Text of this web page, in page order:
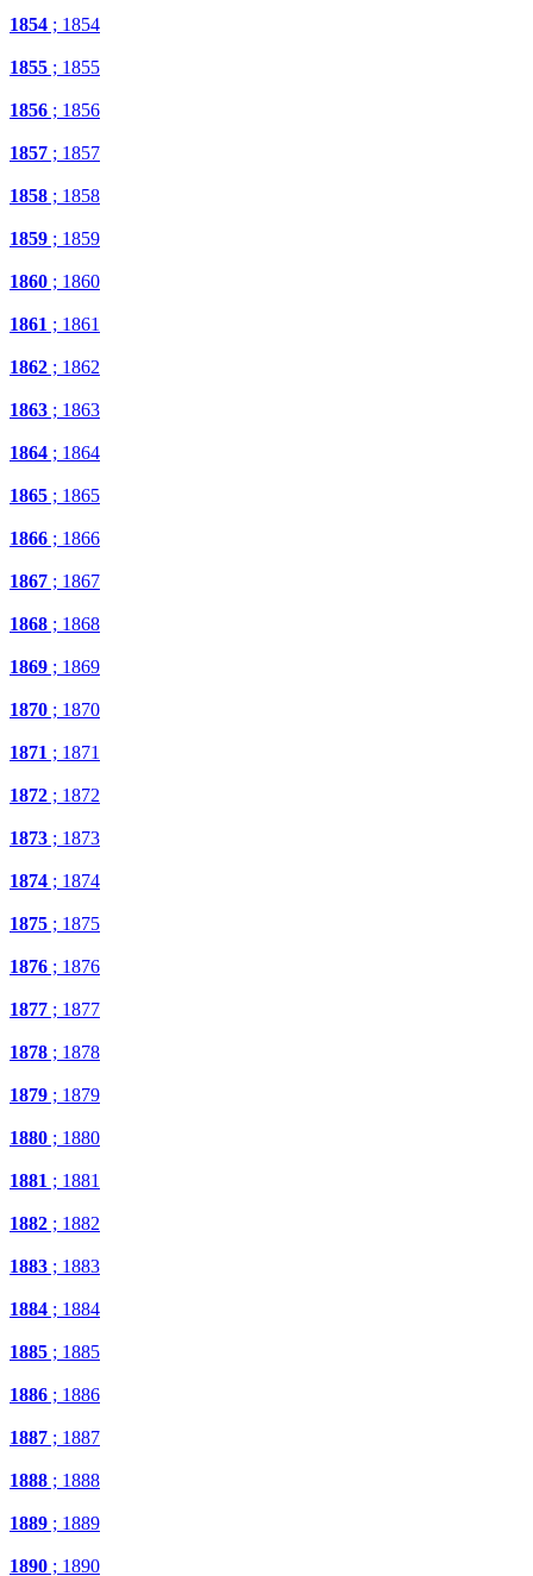
1854 ; 1854
1855 ; 1855
1856 ; 1856
1857 ; 1857
1858 ; 1858
1859 ; 1859
1860 ; 1860
1861 ; 1861
1862 ; 1862
1863 ; 1863
1864 ; 1864
1865 ; 1865
1866 ; 1866
1867 ; 1867
1868 ; 1868
1869 ; 1869
1870 ; 1870
1871 ; 1871
1872 ; 1872
1873 ; 1873
1874 ; 1874
1875 ; 1875
1876 ; 1876
1877 ; 1877
1878 ; 1878
1879 ; 1879
1880 ; 1880
1881 ; 1881
1882 ; 1882
1883 ; 1883
1884 ; 1884
1885 ; 1885
1886 ; 1886
1887 ; 1887
1888 ; 1888
1889 ; 1889
1890 ; 1890